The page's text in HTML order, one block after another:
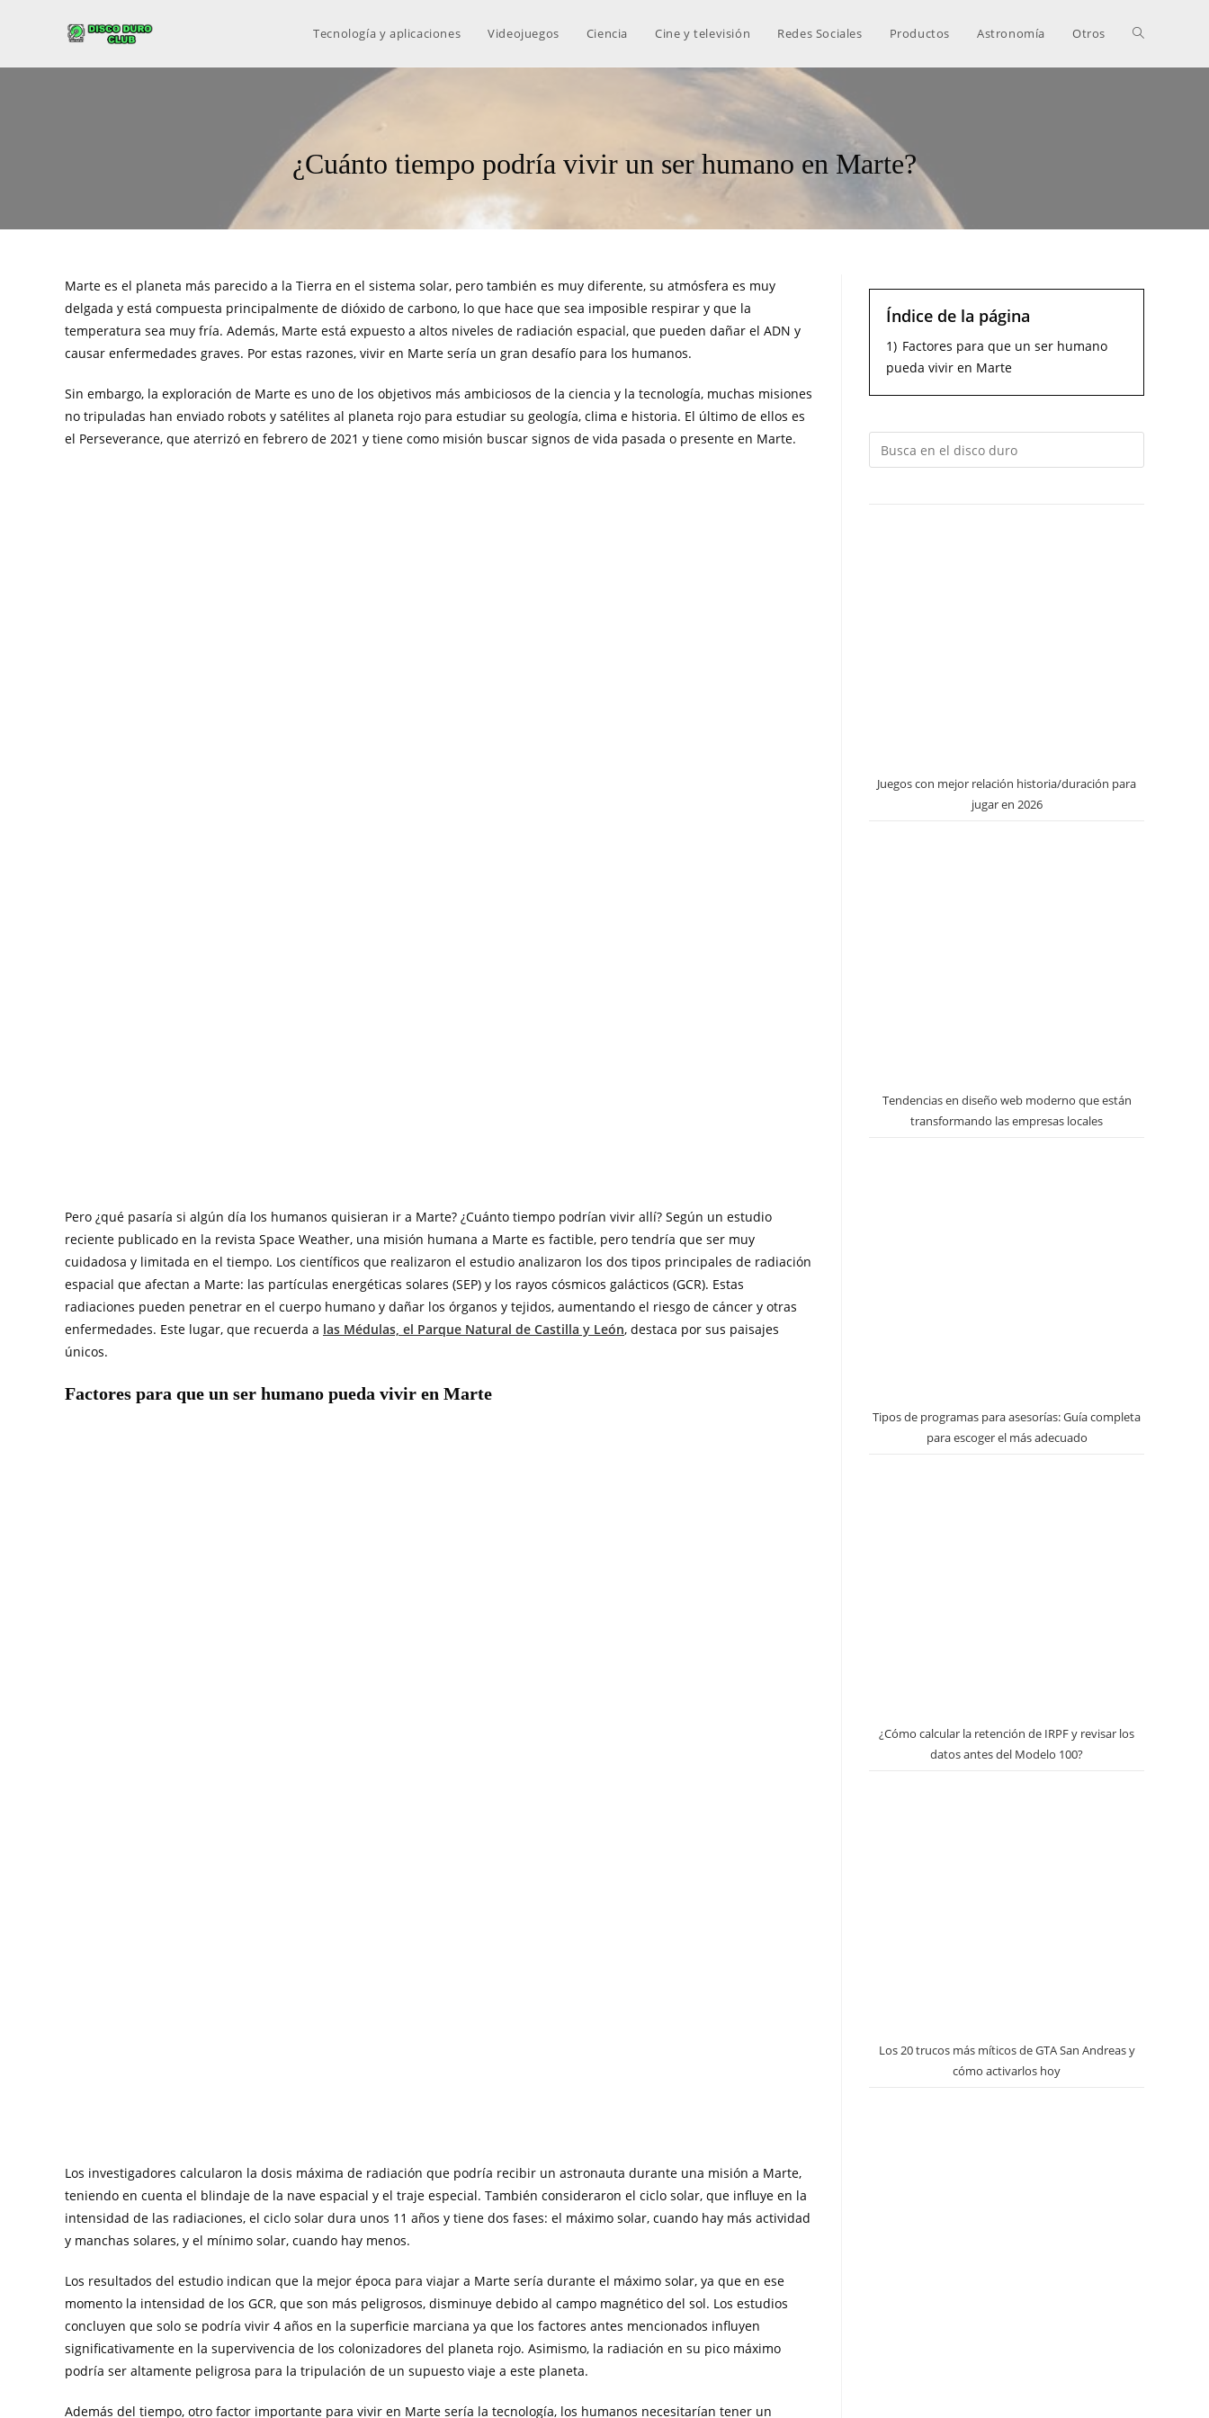
Tecnología y aplicaciones Videojuegos Ciencia Cine y televisión Redes Sociales Productos Astronomía Otros
¿Cuánto tiempo podría vivir un ser humano en Marte?
Marte es el planeta más parecido a la Tierra en el sistema solar, pero también es muy diferente, su atmósfera es muy
delgada y está compuesta principalmente de dióxido de carbono, lo que hace que sea imposible respirar y que la
temperatura sea muy fría. Además, Marte está expuesto a altos niveles de radiación espacial, que pueden dañar el ADN y
causar enfermedades graves. Por estas razones, vivir en Marte sería un gran desafío para los humanos.
Sin embargo, la exploración de Marte es uno de los objetivos más ambiciosos de la ciencia y la tecnología, muchas misiones
no tripuladas han enviado robots y satélites al planeta rojo para estudiar su geología, clima e historia. El último de ellos es
el Perseverance, que aterrizó en febrero de 2021 y tiene como misión buscar signos de vida pasada o presente en Marte.
Pero ¿qué pasaría si algún día los humanos quisieran ir a Marte? ¿Cuánto tiempo podrían vivir allí? Según un estudio
reciente publicado en la revista Space Weather, una misión humana a Marte es factible, pero tendría que ser muy
cuidadosa y limitada en el tiempo. Los científicos que realizaron el estudio analizaron los dos tipos principales de radiación
espacial que afectan a Marte: las partículas energéticas solares (SEP) y los rayos cósmicos galácticos (GCR). Estas
radiaciones pueden penetrar en el cuerpo humano y dañar los órganos y tejidos, aumentando el riesgo de cáncer y otras
enfermedades. Este lugar, que recuerda a las Médulas, el Parque Natural de Castilla y León, destaca por sus paisajes
únicos.
Factores para que un ser humano pueda vivir en Marte
Los investigadores calcularon la dosis máxima de radiación que podría recibir un astronauta durante una misión a Marte,
teniendo en cuenta el blindaje de la nave espacial y el traje especial. También consideraron el ciclo solar, que influye en la
intensidad de las radiaciones, el ciclo solar dura unos 11 años y tiene dos fases: el máximo solar, cuando hay más actividad
y manchas solares, y el mínimo solar, cuando hay menos.
Los resultados del estudio indican que la mejor época para viajar a Marte sería durante el máximo solar, ya que en ese
momento la intensidad de los GCR, que son más peligrosos, disminuye debido al campo magnético del sol. Los estudios
concluyen que solo se podría vivir 4 años en la superficie marciana ya que los factores antes mencionados influyen
significativamente en la supervivencia de los colonizadores del planeta rojo. Asimismo, la radiación en su pico máximo
podría ser altamente peligrosa para la tripulación de un supuesto viaje a este planeta.
Además del tiempo, otro factor importante para vivir en Marte sería la tecnología, los humanos necesitarían tener un
Índice de la página
1) Factores para que un ser humano
pueda vivir en Marte
Juegos con mejor relación historia/duración para
jugar en 2026
Tendencias en diseño web moderno que están
transformando las empresas locales
Tipos de programas para asesorías: Guía completa
para escoger el más adecuado
¿Cómo calcular la retención de IRPF y revisar los
datos antes del Modelo 100?
Los 20 trucos más míticos de GTA San Andreas y
cómo activarlos hoy